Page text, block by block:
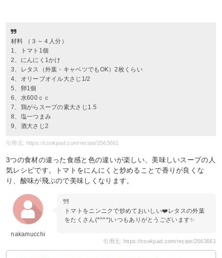
材料 （３～４人分）
1、トマト1個
2、にんにく1かけ
3、レタス（外葉・キャベツでもOK）2枚くらい
4、オリーブオイル大さじ1/2
5、卵1個
6、水600ｃｃ
7、鶏がらスープの素大さじ1.5
8、塩一つまみ
9、酒大さじ2
引用元: https://cookpad.com/recipe/2563661
3つの食材の違った食感と色の違いが楽しい、美味しいスープの人
気レシピです。トマトをにんにくと炒めることで香りが良くな
り、酸味が飛ぶので美味しくなります。
nakamucchi
トマトをニンニクで炒めておいしい❤️レタスの外葉
をたくさん(*^^*)いつもありがとうございます✨
引用元: https://cookpad.com/recipe/2563661